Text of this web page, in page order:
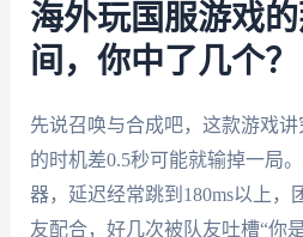
海外玩国服游戏的
间，你中了几个？
先说召唤与合成吧，这款游戏
的时机差0.5秒可能就输掉一局
器，延迟经常跳到180ms以上，
友配合，好几次被队友吐槽“你